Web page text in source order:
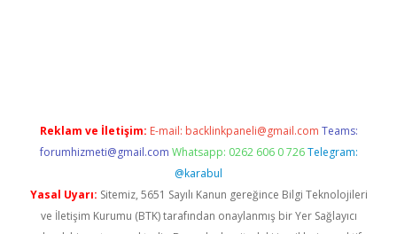
Reklam ve İletişim: E-mail: backlinkpaneli@gmail.com Teams:
forumhizmeti@gmail.com Whatsapp: 0262 606 0 726 Telegram:
@karabul
Yasal Uyarı: Sitemiz, 5651 Sayılı Kanun gereğince Bilgi Teknolojileri
ve İletişim Kurumu (BTK) tarafından onaylanmış bir Yer Sağlayıcı